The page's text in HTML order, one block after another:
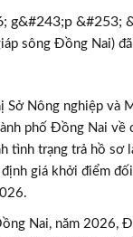
sông Đồng Nai)
Sở Nông nghiệp
phố Đồng Nai về
tình trạng trả hồ sơ
giá khởi điểm
Nai, năm 2026,